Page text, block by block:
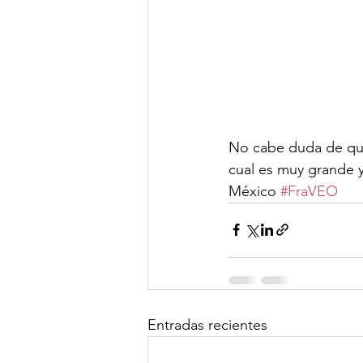
No cabe duda de
cual es muy grande
México #FraVEO
Entradas recientes